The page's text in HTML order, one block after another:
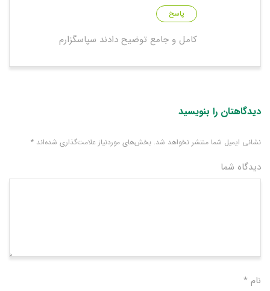
پاسخ
کامل و جامع توضیح دادند سپاسگزارم
دیدگاهتان را بنویسید
نشانی ایمیل شما منتشر نخواهد شد. بخش‌های موردنیاز علامت‌گذاری شده‌اند *
دیدگاه شما
نام *